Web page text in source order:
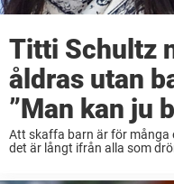
Titti Schultz
åldras utan
”Man kan ju
Att skaffa barn är för många
det är långt ifrån alla som